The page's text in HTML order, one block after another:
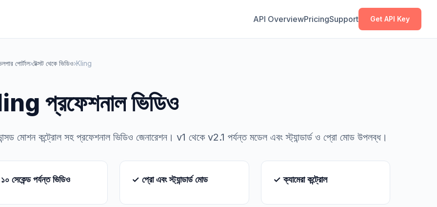
API OverviewPricingSupport Get API Key
পোর্টাল›টেক্সট থেকে ভিডিও›Kling
প্রফেশনাল ভিডিও
মোশন কন্ট্রোল সহ প্রফেশনাল ভিডিও জেনারেশন। v1 থেকে v2.1 পর্যন্ত মডেল এবং স্ট্যান্ডার্ড ও প্রো মোড উপলব্ধ।
সেকেন্ড পর্যন্ত ভিডিও ✓ প্রো এবং স্ট্যান্ডার্ড মোড ✓ ক্যামেরা কন্ট্রোল
কপি করুন
কপি করুন